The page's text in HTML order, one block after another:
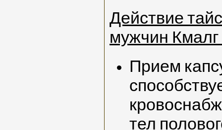
Действие
мужчин Кмалг
Прием
тел